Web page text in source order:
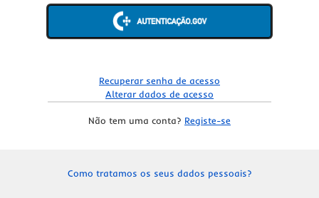
Recuperar senha de acesso
Alterar dados de acesso
Não tem uma conta? Registe-se
Como tratamos os seus dados pessoais?